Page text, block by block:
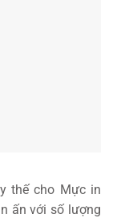
thế cho Mực in
ấn với số lượng